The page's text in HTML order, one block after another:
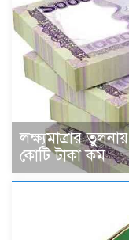
লক্ষ্যমাত্রার
কোটি টাকা কম